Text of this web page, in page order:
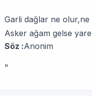
Garli dağlar ne
Asker ağam gelse
Söz :Anonim
"